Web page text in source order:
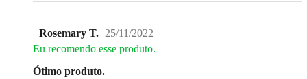
Rosemary T. 25/11/2022
Eu recomendo esse produto.
Ótimo produto.